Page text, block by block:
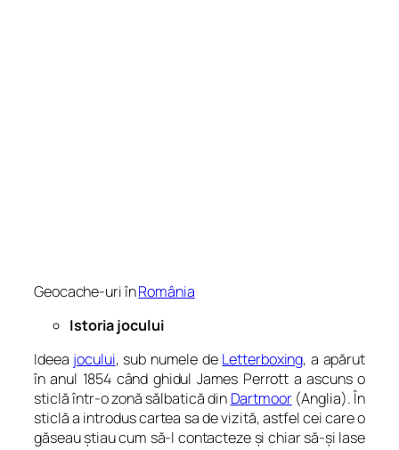
Geocache-uri înRomânia
Istoria jocului
Ideea jocului, sub numele de Letterboxing, a apărut
în anul 1854 când ghidul James Perrott a ascuns o
sticlă într-o zonă sălbatică din Dartmoor(Anglia). În
sticlă a introdus cartea sa de vizită, astfel cei care o
găseau știau cum să-l contacteze și chiar să-și lase